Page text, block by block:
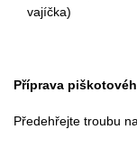
vajíčka)
Příprava
Předehřejte troubu